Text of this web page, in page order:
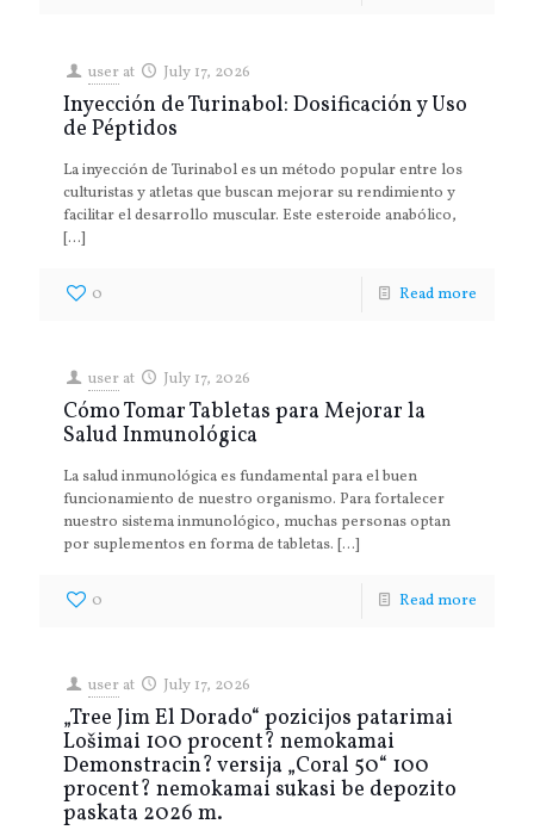
user at July 17, 2026
Inyección de Turinabol: Dosificación y Uso
de Péptidos
La inyección de Turinabol es un método popular entre los
culturistas y atletas que buscan mejorar su rendimiento y
facilitar el desarrollo muscular. Este esteroide anabólico,
[…]
0 Read more
user at July 17, 2026
Cómo Tomar Tabletas para Mejorar la
Salud Inmunológica
La salud inmunológica es fundamental para el buen
funcionamiento de nuestro organismo. Para fortalecer
nuestro sistema inmunológico, muchas personas optan
por suplementos en forma de tabletas. […]
0 Read more
user at July 17, 2026
„Tree Jim El Dorado“ pozicijos patarimai
Lošimai 100 procent? nemokamai
Demonstracin? versija „Coral 50“ 100
procent? nemokamai sukasi be depozito
paskata 2026 m.